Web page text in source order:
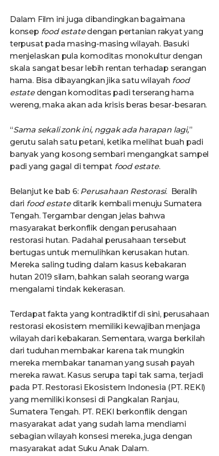
Dalam Film ini juga dibandingkan bagaimana
konsep food estatedengan pertanian rakyat yang
terpusat pada masing-masing wilayah. Basuki
menjelaskan pula komoditas monokultur dengan
skala sangat besar lebih rentan terhadap serangan
hama. Bisa dibayangkan jika satu wilayah food
estate dengan komoditas padi terserang hama
wereng, maka akan ada krisis beras besar-besaran.
“Sama sekali zonk ini, nggak ada harapan lagi,”
gerutu salah satu petani, ketika melihat buah padi
banyak yang kosong sembari mengangkat sampel
padi yang gagal di tempat food estate.
Belanjut ke bab 6: Perusahaan Restorasi. Beralih
dari food estate ditarik kembali menuju Sumatera
Tengah. Tergambar dengan jelas bahwa
masyarakat berkonflik dengan perusahaan
restorasi hutan. Padahal perusahaan tersebut
bertugas untuk memulihkan kerusakan hutan.
Mereka saling tuding dalam kasus kebakaran
hutan 2019 silam, bahkan salah seorang warga
mengalami tindak kekerasan.
Terdapat fakta yang kontradiktif di sini, perusahaan
restorasi ekosistem memiliki kewajiban menjaga
wilayah dari kebakaran. Sementara, warga berkilah
dari tuduhan membakar karena tak mungkin
mereka membakar tanaman yang susah payah
mereka rawat. Kasus serupa tapi tak sama, terjadi
pada PT. Restorasi Ekosistem Indonesia (PT. REKI)
yang memiliki konsesi di Pangkalan Ranjau,
Sumatera Tengah. PT. REKI berkonflik dengan
masyarakat adat yang sudah lama mendiami
sebagian wilayah konsesi mereka, juga dengan
masyarakat adat Suku Anak Dalam.